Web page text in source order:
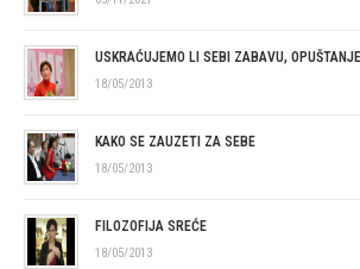
USKRAĆUJEMO LI SEBI ZABAVU,
18/05/2013
KAKO SE ZAUZETI ZA SEBE
18/05/2013
FILOZOFIJA SREĆE
18/05/2013